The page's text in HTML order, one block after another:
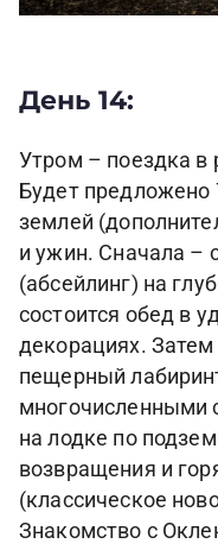
День 14:
Утром – поездка в
Будет предложено
землей
и ужин. Сначала –
(абсейлинг) на
состоится обед в
декорациях. Затем
пещерный
многочисленными
на лодке по
возвращения и
(классическое
Знакомство с